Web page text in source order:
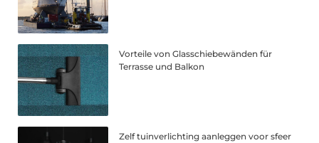
Vorteile von Glasschiebewänden für
Terrasse und Balkon
Zelf tuinverlichting aanleggen voor sfeer